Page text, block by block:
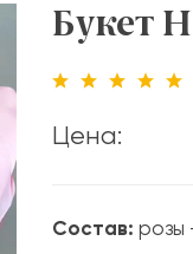
Букет
Цена:
Состав: розы